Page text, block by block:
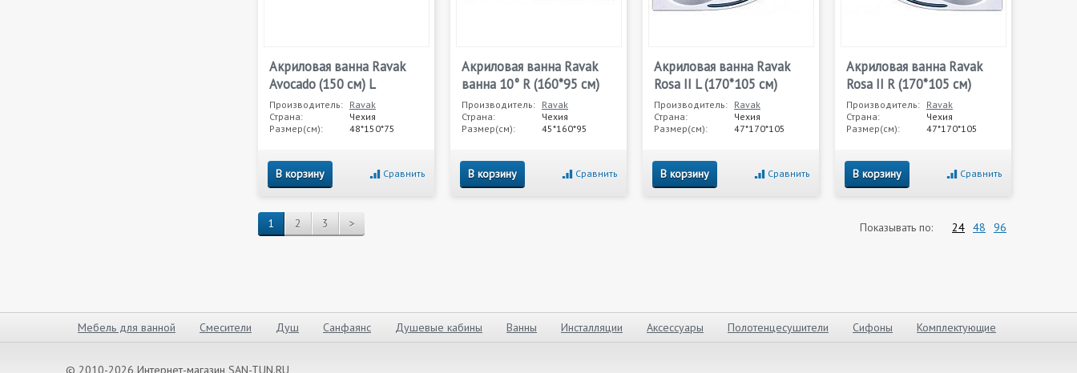
Акриловая ванна Ravak
Avocado (150 см) L
Производитель: Ravak
Страна:
Чехия
Размер(см):
48*150*75
В корзину Сравнить
Акриловая ванна Ravak
ванна 10° R (160*95 см)
Производитель: Ravak
Страна:
Чехия
Размер(см):
45*160*95
В корзину Сравнить
Акриловая ванна Ravak
Rosa II L (170*105 см)
Производитель: Ravak
Страна:
Чехия
Размер(см):
47*170*105
В корзину Сравнить
Акриловая ванна Ravak
Rosa II R (170*105 см)
Производитель: Ravak
Страна:
Чехия
Размер(см):
47*170*105
В корзину Сравнить
Показывать по: 24 48 96
1 2 3 >
Мебель для ванной Смесители Душ Санфаянс Душевые кабины Ванны Инсталляции Аксессуары Полотенцесушители Сифоны Комплектующие
© 2010-2026 Интернет-магазин SAN-TUN.RU